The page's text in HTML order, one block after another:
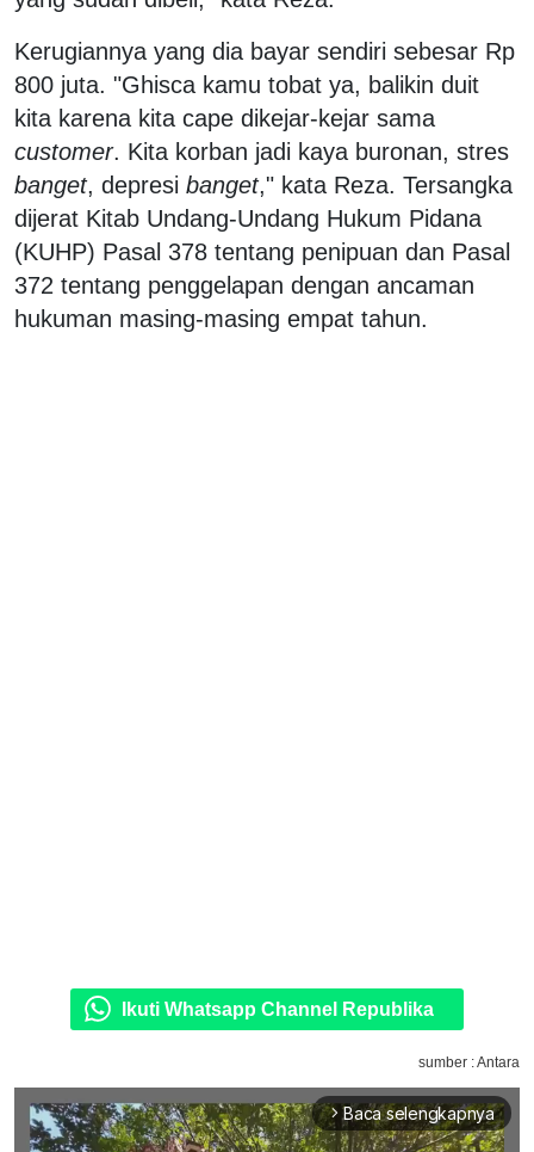
Kerugiannya yang dia bayar sendiri sebesar Rp
800 juta. "Ghisca kamu tobat ya, balikin duit
kita karena kita cape dikejar-kejar sama
customer. Kita korban jadi kaya buronan, stres
banget, depresi banget," kata Reza. Tersangka
dijerat Kitab Undang-Undang Hukum Pidana
(KUHP) Pasal 378 tentang penipuan dan Pasal
372 tentang penggelapan dengan ancaman
hukuman masing-masing empat tahun.
Ikuti Whatsapp Channel Republika
sumber : Antara
arrow_forward_ios Baca selengkapnya